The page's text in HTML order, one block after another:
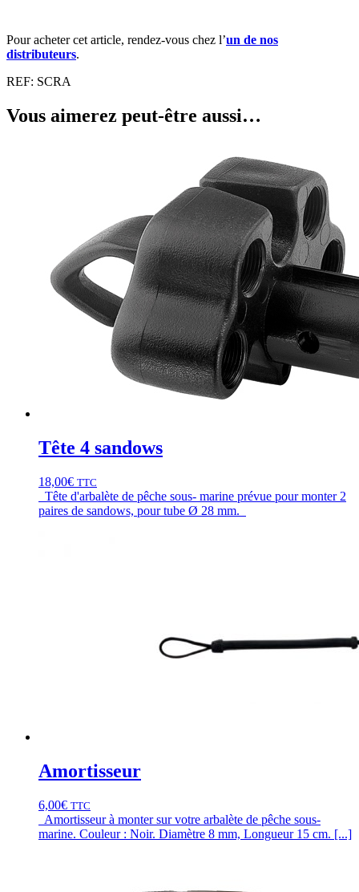
Pour acheter cet article, rendez-vous chez l’un de nos
distributeurs.
REF: SCRA
Vous aimerez peut-être aussi…
Tête 4 sandows
18,00€ TTC
Tête d'arbalète de pêche sous- marine prévue pour monter 2
paires de sandows, pour tube Ø 28 mm.
Amortisseur
6,00€ TTC
Amortisseur à monter sur votre arbalète de pêche sous-
marine. Couleur : Noir. Diamètre 8 mm, Longueur 15 cm. [...]